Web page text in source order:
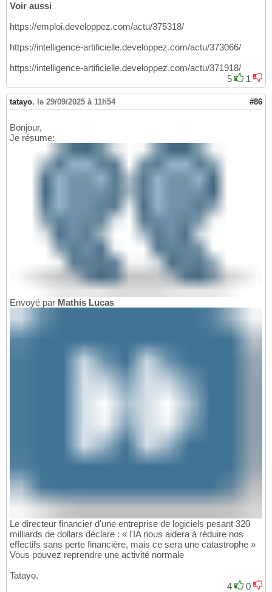
Voir aussi
https://emploi.developpez.com/actu/375318/
https://intelligence-artificielle.developpez.com/actu/373066/
https://intelligence-artificielle.developpez.com/actu/371918/
5
1
tatayo, le 29/09/2025 à 11h54 #86
Bonjour,
Je résume:
Envoyé par Mathis Lucas
Le directeur financier d'une entreprise de logiciels pesant 320
milliards de dollars déclare : « l'IA nous aidera à réduire nos
effectifs sans perte financière, mais ce sera une catastrophe »
Vous pouvez reprendre une activité normale
Tatayo.
4
0